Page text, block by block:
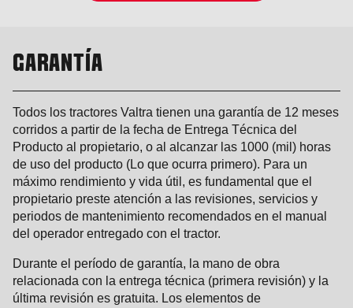
GARANTÍA
Todos los tractores Valtra tienen una garantía de 12 meses
corridos a partir de la fecha de Entrega Técnica del
Producto al propietario, o al alcanzar las 1000 (mil) horas
de uso del producto (Lo que ocurra primero). Para un
máximo rendimiento y vida útil, es fundamental que el
propietario preste atención a las revisiones, servicios y
periodos de mantenimiento recomendados en el manual
del operador entregado con el tractor.
Durante el período de garantía, la mano de obra
relacionada con la entrega técnica (primera revisión) y la
última revisión es gratuita. Los elementos de